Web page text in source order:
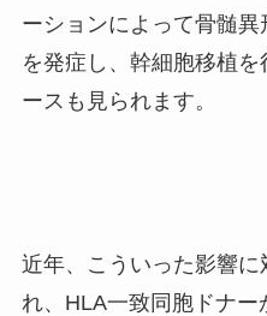
ーションによって骨髄異
を発症し、幹細胞移植
ースも見られます。
近年、こういった影響に
れ、 HLA一致同胞ドナー